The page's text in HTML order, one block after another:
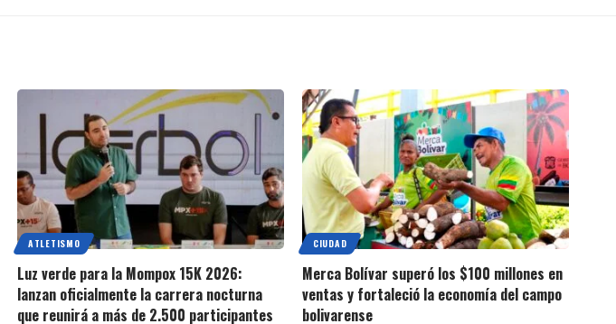
ATLETISMO
Luz verde para la Mompox 15K 2026:
lanzan oficialmente la carrera nocturna
que reunirá a más de 2.500 participantes
CIUDAD
Merca Bolívar superó los $100 millones en
ventas y fortaleció la economía del campo
bolivarense